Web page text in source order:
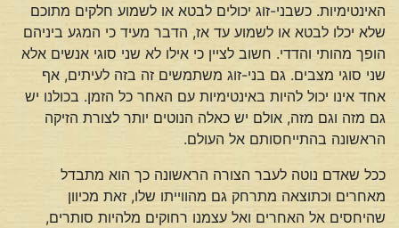
האינטימיות. כשבני-זוג יכולים לבטא או לשמוע חלקים מתוכם
שלא יכלו לבטא או לשמוע עד אז, הדבר מעיד כי המגע ביניהם
הופך מהותי והדדי. חשוב לציין כי אילו לא שני סוגי אנשים אלא
שני סוגי מצבים. גם בני-זוג משתמשים זה בזה לעיתים, אף
אחד אינו יכול להיות באינטימיות עם האחר כל הזמן. בכולנו יש
גם מזה וגם מזה, אולם יש כאלה הנוטים יותר לצורת הזיקה
הראשונה בהתייחסותם אל העולם.
ככל שאדם נוטה לעבר הצורה הראשונה כך הוא מתבדל
מאחרים וכתוצאה מתרחק גם מהווייתו שלו, זאת מכיוון
שהיחסים אל האחרים ואל עצמנו רחוקים מלהיות סותרים,